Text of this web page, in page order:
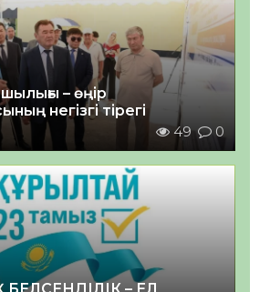
– өңір
негізгі тірегі
49 0